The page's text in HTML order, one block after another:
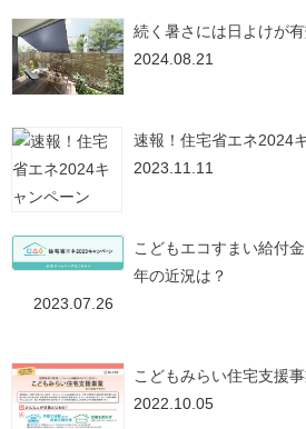
続く暑さには日よけが
2024.08.21
速報！住宅省エネ2024
2023.11.11
こどもエコすまい給付
年の近況は？
2023.07.26
こどもみらい住宅支援
2022.10.05